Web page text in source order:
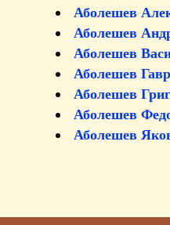
Аболешев
Аболешев
Аболешев
Аболешев
Аболешев
Аболешев
Аболешев